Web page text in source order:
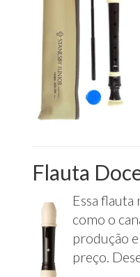
Flauta
Essa
como o
produção
preço.